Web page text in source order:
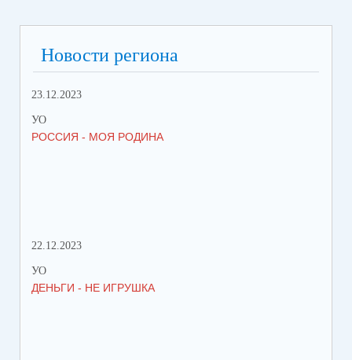
Новости региона
23.12.2023
УО
РОССИЯ - МОЯ РОДИНА
22.12.2023
УО
ДЕНЬГИ - НЕ ИГРУШКА